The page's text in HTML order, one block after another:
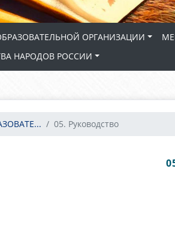
ОРГАНИЗАЦИИ
НАРОДОВ РОССИИ
05. Руководство